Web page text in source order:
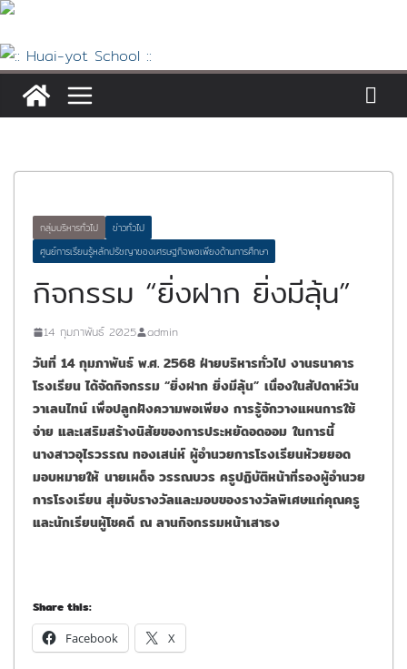
Skip
content
กลุ่มบริหารทั่วไป
ข่าวทั่วไป
ศูนย์การเรียนรู้หลักปรัชญาของเศรษฐกิจพอเพียงด้านการศึกษา
กิจกรรม “ยิ่งฝาก ยิ่งมีลุ้น”
14 กุมภาพันธ์ 2025 admin
วันที่ 14 กุมภาพันธ์ พ.ศ. 2568 ฝ่ายบริหารทั่วไป งานธนาคาร
โรงเรียน ได้จัดกิจกรรม “ยิ่งฝาก ยิ่งมีลุ้น” เนื่องในสัปดาห์วัน
วาเลนไทน์ เพื่อปลูกฝังความพอเพียง การรู้จักวางแผนการใช้
จ่าย และเสริมสร้างนิสัยของการประหยัดอดออม ในการนี้
นางสาวอุไรวรรณ ทองเสน่ห์ ผู้อำนวยการโรงเรียนห้วยยอด
มอบหมายให้ นายเผด็จ วรรณบวร ครูปฏิบัติหน้าที่รองผู้อำนวย
การโรงเรียน สุ่มจับรางวัลและมอบของรางวัลพิเศษแก่คุณครู
และนักเรียนผู้โชคดี ณ ลานกิจกรรมหน้าเสาธง
Share this:
Facebook X